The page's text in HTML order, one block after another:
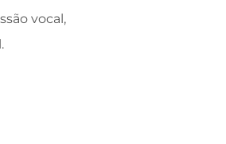
vocal,